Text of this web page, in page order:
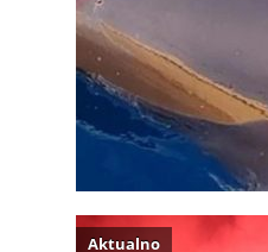
Aktualno